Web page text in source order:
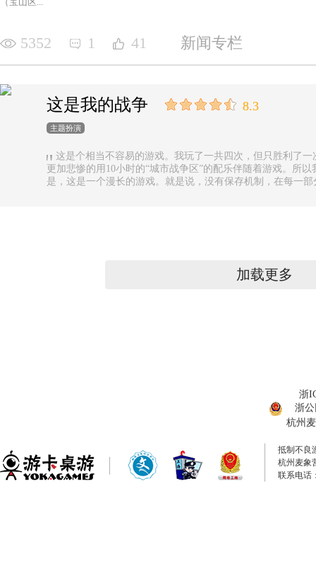
5352 1 41 新闻专栏
这是我的战争 8.3
主题扮演
这是个相当不容易的游戏。我玩了一共四次，但只胜利了
更加悲惨的用10小时的“城市战争区”的配乐伴随着游戏。所
是，这是一个漫长的游戏。就是说，没有保存机制，在每一
加载更多
浙
浙公
杭州
抵制不良
杭州麦象
联系电话